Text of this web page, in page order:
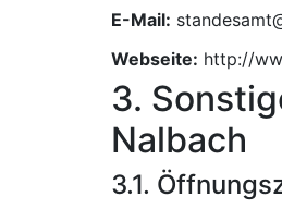
E-Mail:
Webseite: http://
3.
Nalbach
3.1.